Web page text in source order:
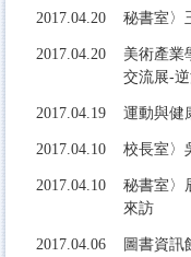
2017.04.20 秘書室〉
2017.04.20
美術產業
交流展-
2017.04.19 運動與健
2017.04.10 校長室〉
2017.04.10
秘書室〉
來訪
2017.04.06
圖書資訊